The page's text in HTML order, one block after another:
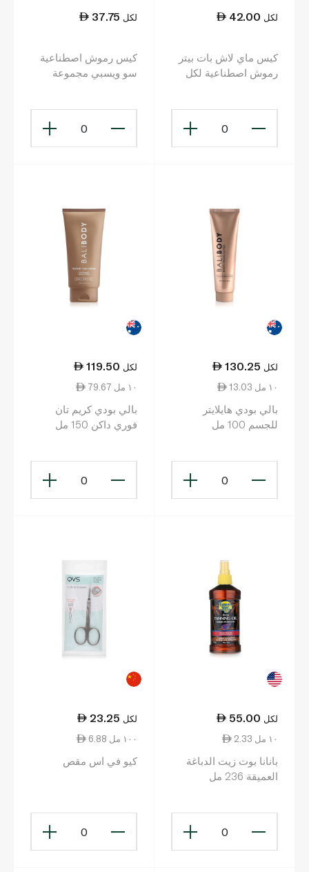
42.00 لكل
كيس ماي لاش بات بيتر
رموش اصطناعية لكل
0
37.75 لكل
كيس رموش اصطناعية
سو ويسبي مجموعة
0
130.25 لكل
13.03 ١٠ مل
بالي بودي هايلايتر
للجسم 100 مل
0
119.50 لكل
79.67 ١٠ مل
بالي بودي كريم تان
فوري داكن 150 مل
0
55.00 لكل
2.33 ١٠ مل
بانانا بوت زيت الدباغة
العميقة 236 مل
0
23.25 لكل
6.88 ١٠٠ مل
كيو في اس مقص
0